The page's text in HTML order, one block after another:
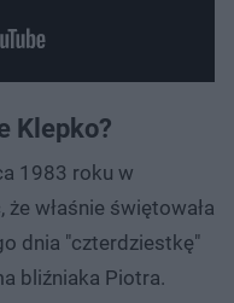
Klepko?
1983 roku w
właśnie świętowała
dnia "czterdziestkę"
bliźniaka Piotra.